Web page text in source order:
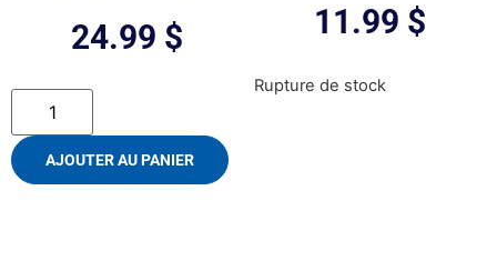
24.99 $
AJOUTER AU PANIER
11.99 $
Rupture de stock